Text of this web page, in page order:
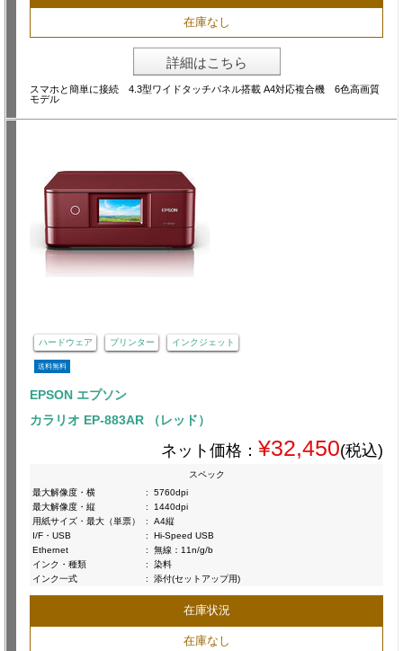
在庫なし
詳細はこちら
スマホと簡単に接続 4.3型ワイドタッチパネル搭載 A4対応複合機 6色高画質
モデル
ハードウェア プリンター インクジェット
送料無料
EPSON エプソン
カラリオ EP-883AR （レッド）
ネット価格： ¥32,450(税込)
スペック
最大解像度・横
:
5760dpi
最大解像度・縦
:
1440dpi
用紙サイズ・最大（単票）
:
A4縦
I/F・USB
:
Hi-Speed USB
Ethernet
:
無線：11n/g/b
インク・種類
:
染料
インク一式
: 添付(セットアップ用)
在庫状況
在庫なし